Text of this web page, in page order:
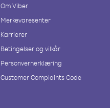
Om Viber
Merkevaresenter
Karrierer
Betingelser og vilkår
Personvernerklæring
Customer Complaints Code